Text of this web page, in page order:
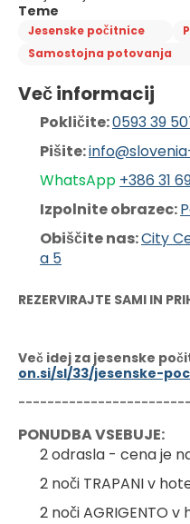
Teme
Jesenske počitnice
Samostojna potovanja
Več informacij
Pokličite: 0593 39
Pišite:
WhatsApp +386 31 6
Izpolnite obrazec:
Obiščite nas: City
a 5
REZERVIRAJTE SAMI IN
Več idej za jesenske
on.si/sl/33/jesenske-
PONUDBA VSEBUJE:
2 odrasla - cena je
2 noči TRAPANI v
2 noči AGRIGENTO